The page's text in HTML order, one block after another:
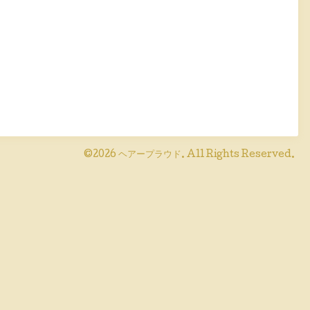
©2026 ヘアープラウド . All Rights Reserved.